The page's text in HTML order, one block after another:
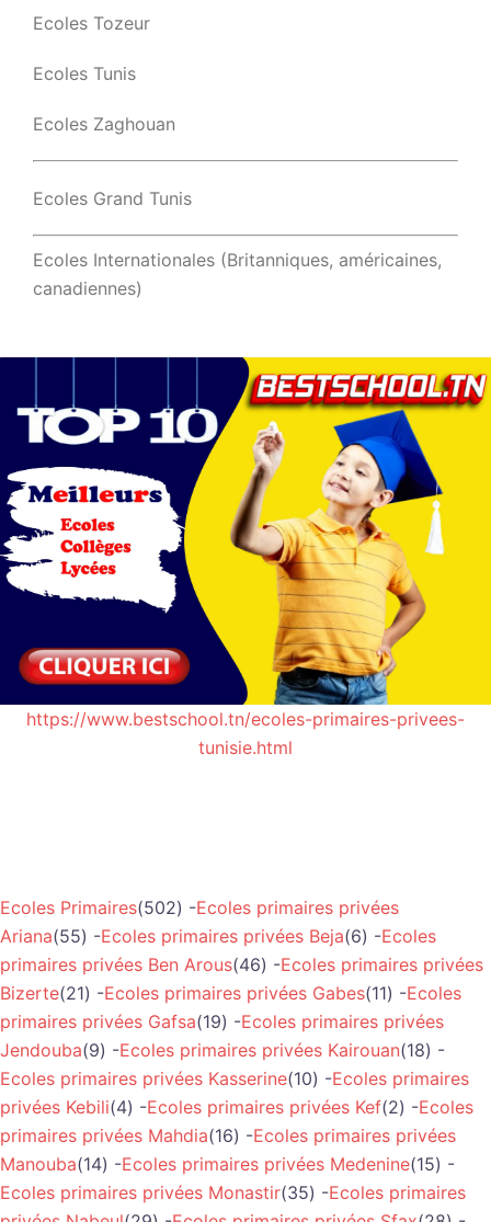
Ecoles Tozeur
Ecoles Tunis
Ecoles Zaghouan
Ecoles Grand Tunis
Ecoles Internationales (Britanniques, américaines,
canadiennes)
https://www.bestschool.tn/ecoles-primaires-privees-
tunisie.html
Ecoles Primaires(502) -Ecoles primaires privées
Ariana(55) -Ecoles primaires privées Beja(6) -Ecoles
primaires privées Ben Arous(46) -Ecoles primaires privées
Bizerte(21) -Ecoles primaires privées Gabes(11) -Ecoles
primaires privées Gafsa(19) -Ecoles primaires privées
Jendouba(9) -Ecoles primaires privées Kairouan(18) -
Ecoles primaires privées Kasserine(10) -Ecoles primaires
privées Kebili(4) -Ecoles primaires privées Kef(2) -Ecoles
primaires privées Mahdia(16) -Ecoles primaires privées
Manouba(14) -Ecoles primaires privées Medenine(15) -
Ecoles primaires privées Monastir(35) -Ecoles primaires